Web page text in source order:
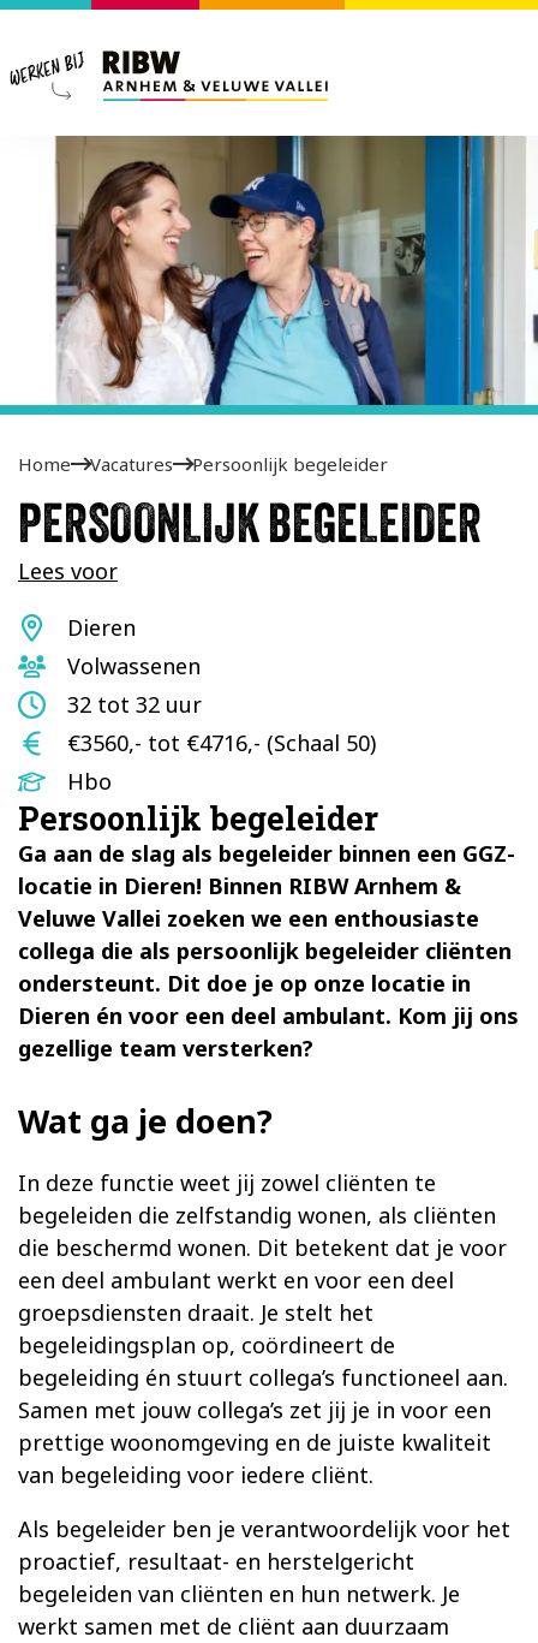
Home Vacatures Persoonlijk begeleider
PERSOONLIJK BEGELEIDER
Lees voor
Standplaats
Dieren
Doelgroep
Volwassenen
Aantal
uur
32 tot 32 uur
Salaris€3560,- tot €4716,- (Schaal 50)
Opleidingsniveau
Hbo
Persoonlijk begeleider
Ga aan de slag als begeleider binnen een GGZ-
locatie in Dieren! Binnen RIBW Arnhem &
Veluwe Vallei zoeken we een enthousiaste
collega die als persoonlijk begeleider cliënten
ondersteunt. Dit doe je op onze locatie in
Dieren én voor een deel ambulant. Kom jij ons
gezellige team versterken?
Wat ga je doen?
In deze functie weet jij zowel cliënten te
begeleiden die zelfstandig wonen, als cliënten
die beschermd wonen. Dit betekent dat je voor
een deel ambulant werkt en voor een deel
groepsdiensten draait. Je stelt het
begeleidingsplan op, coördineert de
begeleiding én stuurt collega’s functioneel aan.
Samen met jouw collega’s zet jij je in voor een
prettige woonomgeving en de juiste kwaliteit
van begeleiding voor iedere cliënt.
Als begeleider ben je verantwoordelijk voor het
proactief, resultaat- en herstelgericht
begeleiden van cliënten en hun netwerk. Je
werkt samen met de cliënt aan duurzaam